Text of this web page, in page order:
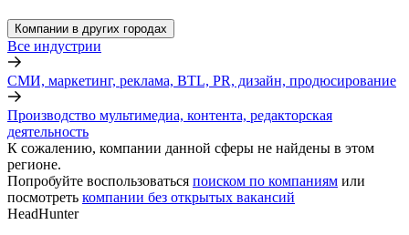
Компании в других городах
Все индустрии
СМИ, маркетинг, реклама, BTL, PR, дизайн, продюсирование
Производство мультимедиа, контента, редакторская
деятельность
К сожалению, компании данной сферы не найдены в этом
регионе.
Попробуйте воспользоваться поиском по компаниям или
посмотреть компании без открытых вакансий
HeadHunter